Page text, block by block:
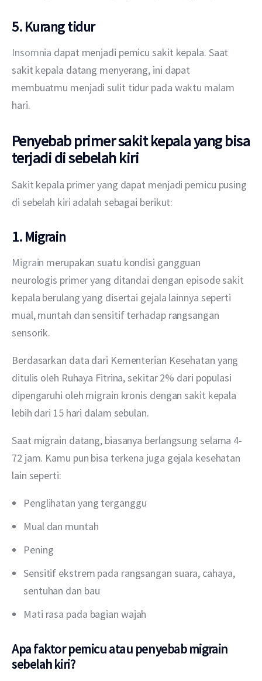
5.Kurang tidur
Insomnia dapat menjadi pemicu sakit kepala. Saat
sakit kepala datang menyerang, ini dapat
membuatmu menjadi sulit tidur pada waktu malam
hari.
Penyebab primer sakit kepala yang bisa
terjadi di sebelah kiri
Sakit kepala primer yang dapat menjadi pemicu pusing
di sebelah kiri adalah sebagai berikut:
1. Migrain
Migrain merupakan suatu kondisi gangguan
neurologis primer yang ditandai dengan episode sakit
kepala berulang yang disertai gejala lainnya seperti
mual, muntah dan sensitif terhadap rangsangan
sensorik.
Berdasarkan data dari Kementerian Kesehatan yang
ditulis oleh Ruhaya Fitrina, sekitar 2% dari populasi
dipengaruhi oleh migrain kronis dengan sakit kepala
lebih dari 15 hari dalam sebulan.
Saat migrain datang, biasanya berlangsung selama 4-
72 jam. Kamu pun bisa terkena juga gejala kesehatan
lain seperti:
Penglihatan yang terganggu
Mual dan muntah
Pening
Sensitif ekstrem pada rangsangan suara, cahaya,
sentuhan dan bau
Mati rasa pada bagian wajah
Apa faktor pemicu atau penyebab migrain
sebelah kiri?